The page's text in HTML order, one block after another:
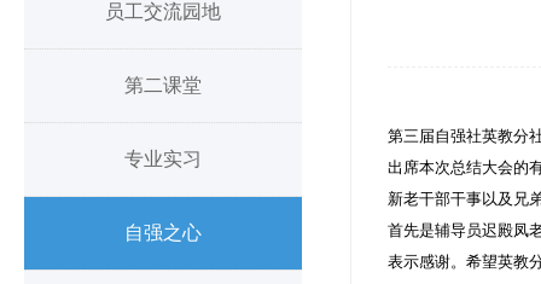
员工交流园地
第二课堂
专业实习
自强之心
第三届自强社英教分
出席本次总结大会的
新老干部干事以及兄
首先是辅导员迟殿凤
表示感谢。希望英教